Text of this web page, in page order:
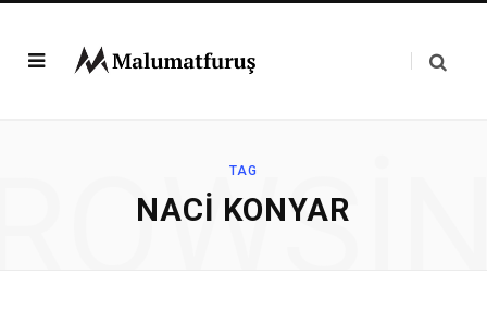
TAG
NACI KONYAR